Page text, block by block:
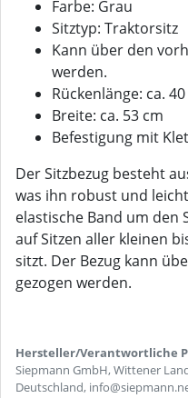
Farbe: Grau
Sitztyp: Traktorsitz
Kann über den
werden.
Rückenlänge: ca.
Breite: ca. 53 cm
Befestigung mit
Der Sitzbezug besteht
was ihn robust und
elastische Band um den
auf Sitzen aller kleinen
sitzt. Der Bezug kann
gezogen werden.
Hersteller/Verantwortliche
Siepmann GmbH, Wittener
Deutschland,